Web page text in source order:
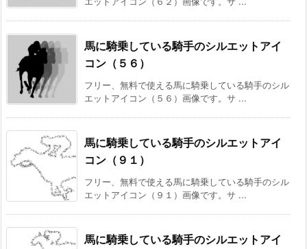
馬に騎乗している騎手のシルエットアイ
コン（５６）
フリー、無料で使える馬に騎乗している騎手のシル
エットアイコン（５６）画像です。サ ...
馬に騎乗している騎手のシルエットアイ
コン（９１）
フリー、無料で使える馬に騎乗している騎手のシル
エットアイコン（９１）画像です。サ ...
馬に騎乗している騎手のシルエットアイ